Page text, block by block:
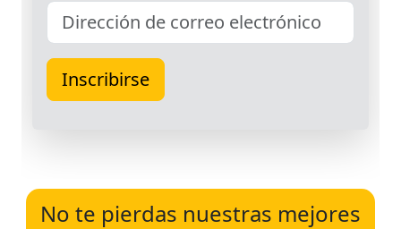
No te pierdas nuestras mejores